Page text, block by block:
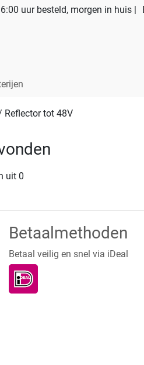
uur besteld, morgen in huis |
Reflector tot 48V
uit 0
Betaalmethoden
Betaal veilig en snel via iDeal